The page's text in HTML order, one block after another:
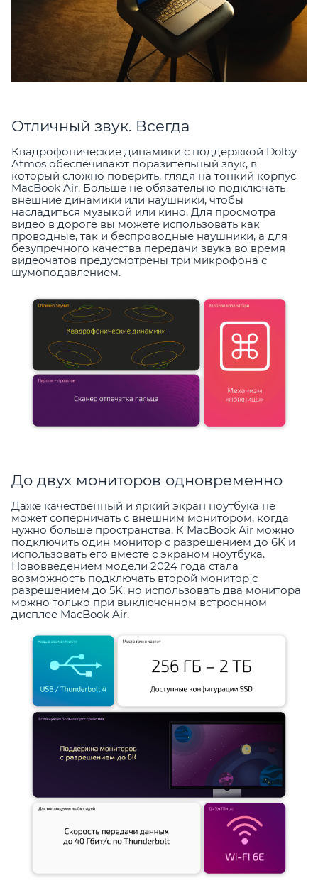
Отличный звук. Всегда
Квадрофонические динамики c поддержкой Dolby
Atmos обеспечивают поразительный звук, в
который сложно поверить, глядя на тонкий корпус
MacBook Air. Больше не обязательно подключать
внешние динамики или наушники, чтобы
насладиться музыкой или кино. Для просмотра
видео в дороге вы можете использовать как
проводные, так и беспроводные наушники, а для
безупречного качества передачи звука во время
видеочатов предусмотрены три микрофона с
шумоподавлением.
До двух мониторов одновременно
Даже качественный и яркий экран ноутбука не
может соперничать с внешним монитором, когда
нужно больше пространства. К MacBook Air можно
подключить один монитор с разрешением до 6K и
использовать его вместе с экраном ноутбука.
Нововведением модели 2024 года стала
возможность подключать второй монитор с
разрешением до 5K, но использовать два монитора
можно только при выключенном встроенном
дисплее MacBook Air.